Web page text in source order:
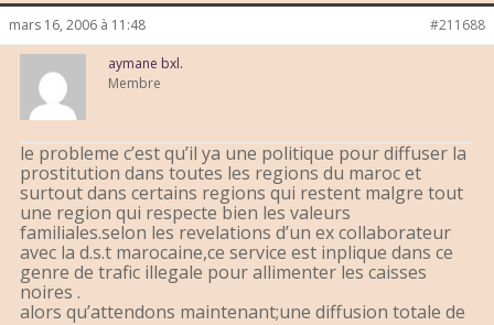
mars 16, 2006 à 11:48 #211688
aymane bxl.
Membre
le probleme c’est qu’il ya une politique pour diffuser la
prostitution dans toutes les regions du maroc et
surtout dans certains regions qui restent malgre tout
une region qui respecte bien les valeurs
familiales.selon les revelations d’un ex collaborateur
avec la d.s.t marocaine,ce service est inplique dans ce
genre de trafic illegale pour allimenter les caisses
noires .
alors qu’attendons maintenant;une diffusion totale de